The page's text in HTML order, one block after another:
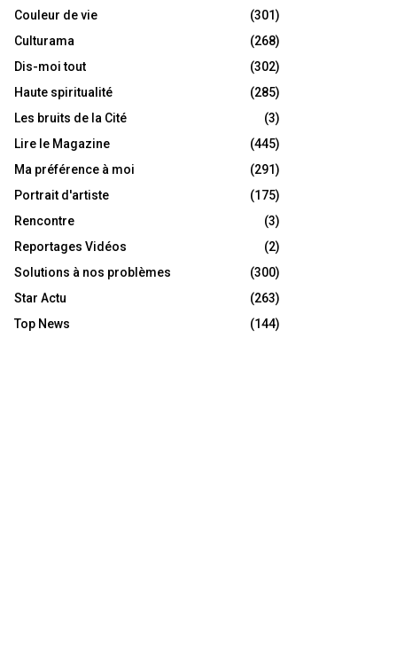
Couleur de vie
(301)
Culturama
(268)
Dis-moi tout
(302)
Haute spiritualité
(285)
Les bruits de la Cité
(3)
Lire le Magazine
(445)
Ma préférence à moi
(291)
Portrait d'artiste
(175)
Rencontre
(3)
Reportages Vidéos
(2)
Solutions à nos problèmes
(300)
Star Actu
(263)
Top News
(144)